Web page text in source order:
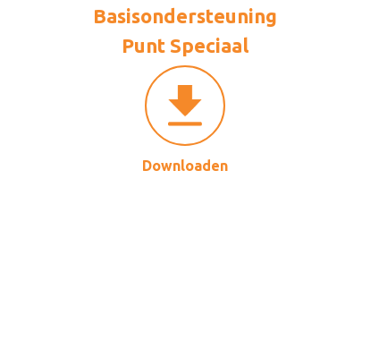
Basisondersteuning
Punt Speciaal
Downloaden